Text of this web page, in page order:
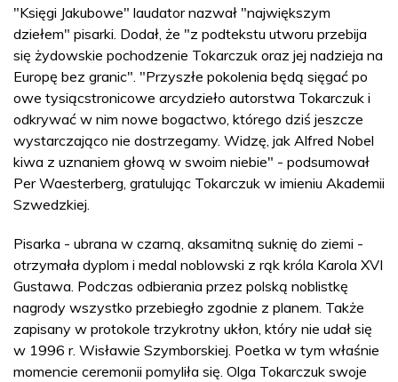
"Księgi Jakubowe" laudator nazwał "największym
dziełem" pisarki. Dodał, że "z podtekstu utworu przebija
się żydowskie pochodzenie Tokarczuk oraz jej nadzieja na
Europę bez granic". "Przyszłe pokolenia będą sięgać po
owe tysiącstronicowe arcydzieło autorstwa Tokarczuk i
odkrywać w nim nowe bogactwo, którego dziś jeszcze
wystarczająco nie dostrzegamy. Widzę, jak Alfred Nobel
kiwa z uznaniem głową w swoim niebie" - podsumował
Per Waesterberg, gratulując Tokarczuk w imieniu Akademii
Szwedzkiej.
Pisarka - ubrana w czarną, aksamitną suknię do ziemi -
otrzymała dyplom i medal noblowski z rąk króla Karola XVI
Gustawa. Podczas odbierania przez polską noblistkę
nagrody wszystko przebiegło zgodnie z planem. Także
zapisany w protokole trzykrotny ukłon, który nie udał się
w 1996 r. Wisławie Szymborskiej. Poetka w tym właśnie
momencie ceremonii pomyliła się. Olga Tokarczuk swoje